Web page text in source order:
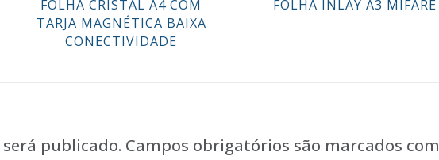
FOLHA CRISTAL A4 COM
TARJA MAGNÉTICA BAIXA
CONECTIVIDADE
FOLHA INLAY A3 MIFARE
publicado. Campos obrigatórios são marcados com